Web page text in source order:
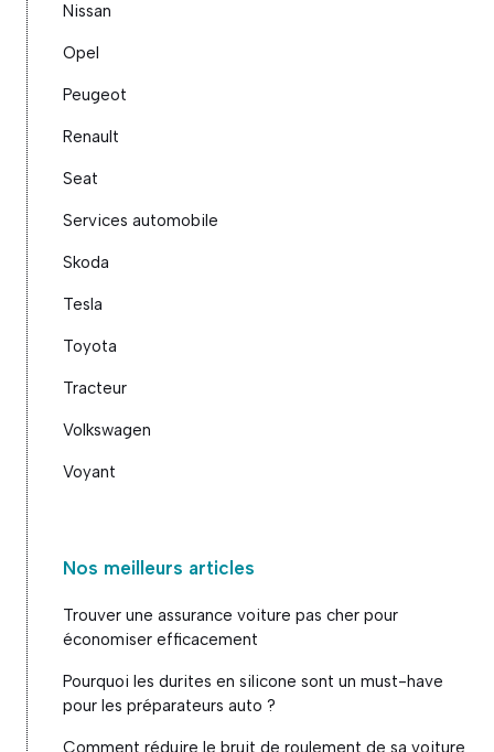
Nissan
Opel
Peugeot
Renault
Seat
Services automobile
Skoda
Tesla
Toyota
Tracteur
Volkswagen
Voyant
Nos meilleurs articles
Trouver une assurance voiture pas cher pour
économiser efficacement
Pourquoi les durites en silicone sont un must-have
pour les préparateurs auto ?
Comment réduire le bruit de roulement de sa voiture